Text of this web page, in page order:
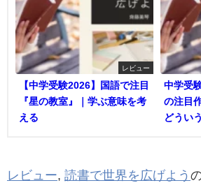
レビュー
【中学受験2026】国語で注目
『星の教室』｜学ぶ意味を考
える
中学受
の注目
どうい
レビュー 読書で世界を広げよう